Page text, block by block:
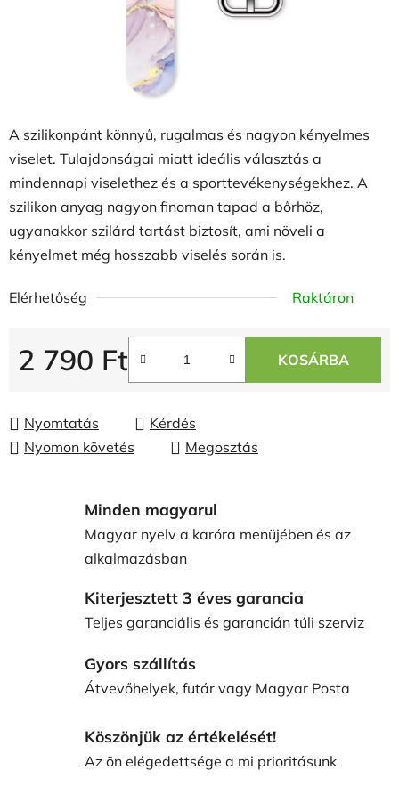
A szilikonpánt könnyű, rugalmas és nagyon kényelmes
viselet. Tulajdonságai miatt ideális választás a
mindennapi viselethez és a sporttevékenységekhez. A
szilikon anyag nagyon finoman tapad a bőrhöz,
ugyanakkor szilárd tartást biztosít, ami növeli a
kényelmet még hosszabb viselés során is.
Elérhetőség Raktáron
2 790 Ft KOSÁRBA
Nyomtatás
Kérdés
Nyomon követés
Megosztás
Minden magyarul
Magyar nyelv a karóra menüjében és az
alkalmazásban
Kiterjesztett 3 éves garancia
Teljes garanciális és garancián túli szerviz
Gyors szállítás
Átvevőhelyek, futár vagy Magyar Posta
Köszönjük az értékelését!
Az ön elégedettsége a mi prioritásunk